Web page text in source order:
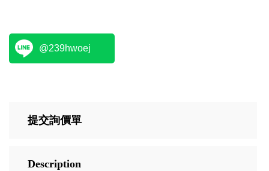
@239hwoej
提交詢價單
Description